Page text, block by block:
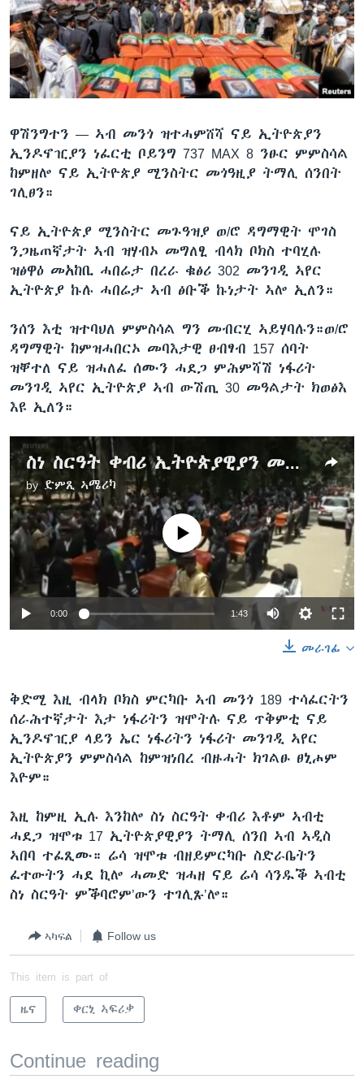
ቂሔ ጽልሚ
ቋንቋታት
ዋሽንግተን — ኣብ መንጎ ዝተሓምሸሻ ናይ ኢትዮጵያን
ኢንዶኖዢያን ነፈርቲ ቦይንግ 737 MAX 8 ንፁር ምምስሳል
ከምዘሎ ናይ ኢትዮጵያ ሚንስትር መጎዓዚያ ትማሊ ሰንበት
ገሊፀን።
ናይ ኢትዮጵያ ሚንስትር መጉዓዝያ ወ/ሮ ዳግማዊት ሞገስ
ንጋዜጠኛታት ኣብ ዝሃብኦ መግለፂ ብላክ ቦክስ ተባሂሉ
ዝፅዋዕ መአከቢ ሓበሬታ በረራ ቁፅሪ 302 መንገዲ ኣየር
ኢትዮጵያ ኩሉ ሓበሬታ ኣብ ፅቡቕ ኩነታት ኣሎ ኢለን።
ንሰን እቲ ዝተባህለ ምምስሳል ግን መብርሂ ኣይሃባሉን።ወ/ሮ
ዳግማዊት ከምዝሓበርኦ መባእታዊ ፀብፃብ 157 ሰባት
ዝቐተለ ናይ ዝሓለፈ ሰሙን ሓደጋ ምሕምሻሽ ነፋሪት
መንገዲ ኣየር ኢትዮጵያ ኣብ ውሽጢ 30 መዓልታት ክወፅእ
እዩ ኢለን።
ስነ ስርዓት ቀብሪ ኢትዮጵያዊያን መወቲ ዝወደቐት ነፋሪት መንገዲ ኣየር ኢትዮጵያ ተፈጺሙ
by ድምጺ ኣሜሪካ
No media source currently available
0:00 1:43
መራገፊ
ቅድሚ እዚ ብላክ ቦክስ ምርካቡ ኣብ መንጎ 189 ተሳፈርትን
ሰራሕተኛታት እታ ነፋሪትን ዝሞትሉ ናይ ጥቅምቲ ናይ
ኢንዶኖዢያ ላይን ኤር ነፋሪትን ነፋሪት መንገዲ ኣየር
ኢትዮጵያን ምምስሳል ከምዝነበረ ብዙሓት ክገልፁ ፀኒሖም
እዮም።
እዚ ከምዚ ኢሉ እንከሎ ስነ ስርዓት ቀብሪ እቶም ኣብቲ
ሓደጋ ዝሞቱ 17 ኢትዮጵያዊያን ትማሊ ሰንበ ኣብ ኣዲስ
ኣበባ ተፈጺሙ። ሬሳ ዝሞቱ ብዘይምርካቡ ስድራቤትን
ፈተውትን ሓደ ኪሎ ሓመድ ዝሓዘ ናይ ሬሳ ሳንዱቕ ኣብቲ
ስነ ስርዓት ምቕባሮም’ውን ተገሊጹ’ሎ።
ኣካፍል Follow us
This item is part of
ዜና ቀርኒ ኣፍሪቃ
Continue reading